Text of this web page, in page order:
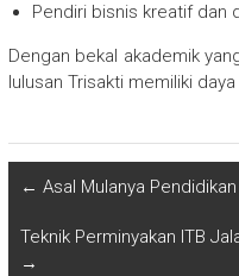
Pendiri bisnis kreatif dan
Dengan bekal akademik
lulusan Trisakti memiliki
← Asal Mulanya Pendidikan
Teknik Perminyakan ITB
→